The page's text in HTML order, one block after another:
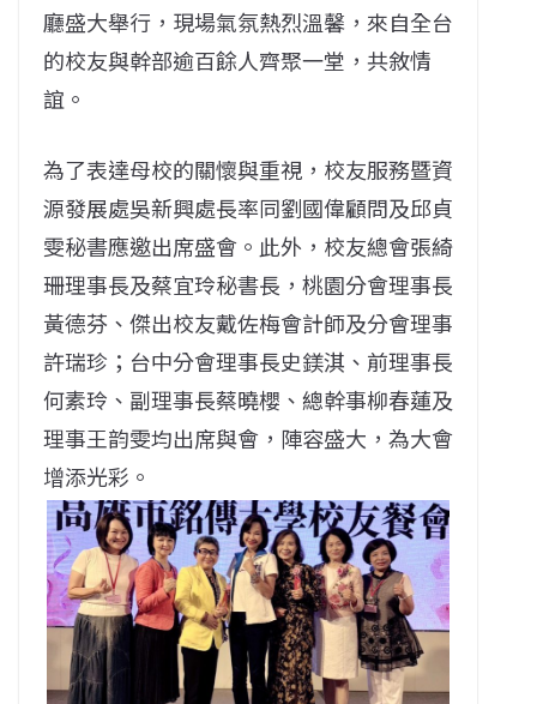
廳盛大舉行，現場氣氛熱烈溫馨，來自全台
的校友與幹部逾百餘人齊聚一堂，共敘情
誼。
為了表達母校的關懷與重視，校友服務暨資
源發展處吳新興處長率同劉國偉顧問及邱貞
雯秘書應邀出席盛會。此外，校友總會張綺
珊理事長及蔡宜玲秘書長，桃園分會理事長
黃德芬、傑出校友戴佐梅會計師及分會理事
許瑞珍；台中分會理事長史鎂淇、前理事長
何素玲、副理事長蔡曉櫻、總幹事柳春蓮及
理事王韵雯均出席與會，陣容盛大，為大會
增添光彩。